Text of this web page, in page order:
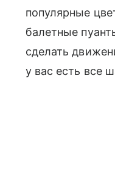
популярные
балетные
сделать
у вас есть все